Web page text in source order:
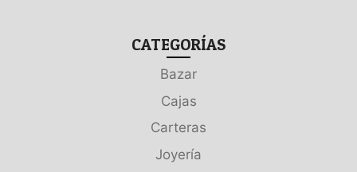
CATEGORÍAS
Bazar
Cajas
Carteras
Joyería